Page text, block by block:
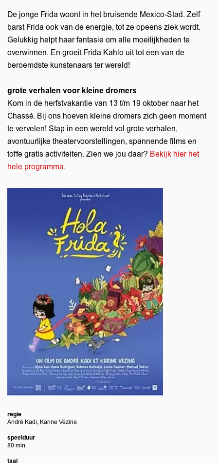
De jonge Frida woont in het bruisende Mexico-Stad. Zelf
barst Frida ook van de energie, tot ze opeens ziek wordt.
Gelukkig helpt haar fantasie om alle moeilijkheden te
overwinnen. En groeit Frida Kahlo uit tot een van de
beroemdste kunstenaars ter wereld!
grote verhalen voor kleine dromers
Kom in de herfstvakantie van 13 t/m 19 oktober naar het
Chassé. Bij ons hoeven kleine dromers zich geen moment
te vervelen! Stap in een wereld vol grote verhalen,
avontuurlijke theatervoorstellingen, spannende films en
toffe gratis activiteiten. Zien we jou daar? Bekijk hier het
hele programma.
regie
André Kadi, Karine Vézina
speelduur
80 min
taal